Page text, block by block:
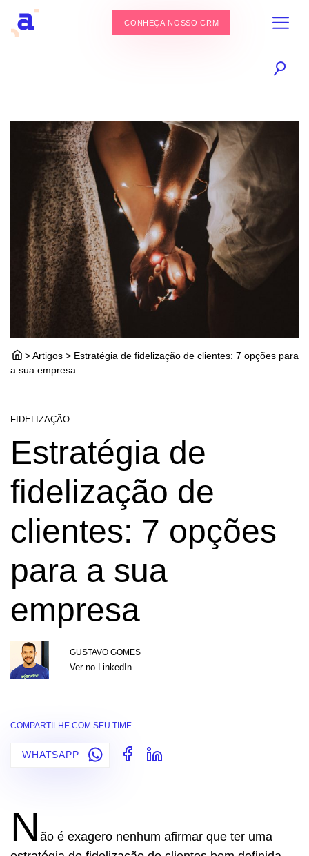
CONHEÇA NOSSO CRM
> Artigos > Estratégia de fidelização de clientes: 7 opções para
a sua empresa
FIDELIZAÇÃO
Estratégia de
fidelização de
clientes: 7 opções
para a sua
empresa
GUSTAVO GOMES
Ver no LinkedIn
COMPARTILHE COM SEU TIME
WHATSAPP
N ão é exagero nenhum afirmar que ter uma